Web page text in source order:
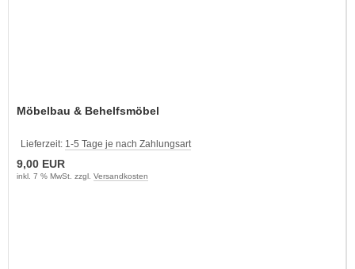
Möbelbau & Behelfsmöbel
Lieferzeit: 1-5 Tage je nach Zahlungsart
9,00 EUR
inkl. 7 % MwSt. zzgl. Versandkosten